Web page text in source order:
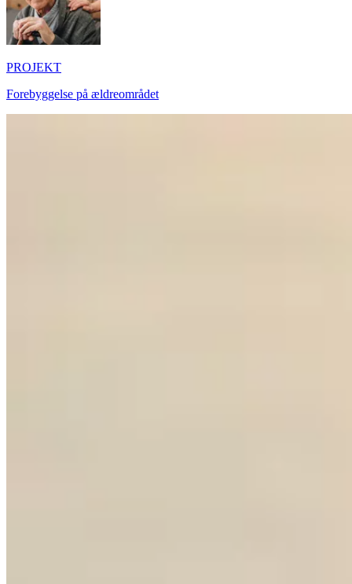
PROJEKT
Forebyggelse på ældreområdet